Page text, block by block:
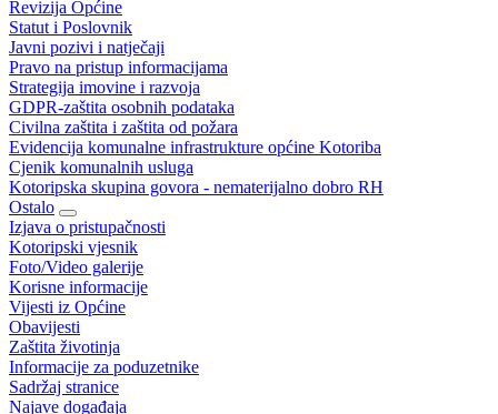
Revizija Općine
Statut i Poslovnik
Javni pozivi i natječaji
Pravo na pristup informacijama
Strategija imovine i razvoja
GDPR-zaštita osobnih podataka
Civilna zaštita i zaštita od požara
Evidencija komunalne infrastrukture općine Kotoriba
Cjenik komunalnih usluga
Kotoripska skupina govora - nematerijalno dobro RH
Ostalo
Izjava o pristupačnosti
Kotoripski vjesnik
Foto/Video galerije
Korisne informacije
Vijesti iz Općine
Obavijesti
Zaštita životinja
Informacije za poduzetnike
Sadržaj stranice
Najave događaja